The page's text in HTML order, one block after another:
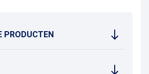
zoals het theater NTGent of
PRODUCTEN